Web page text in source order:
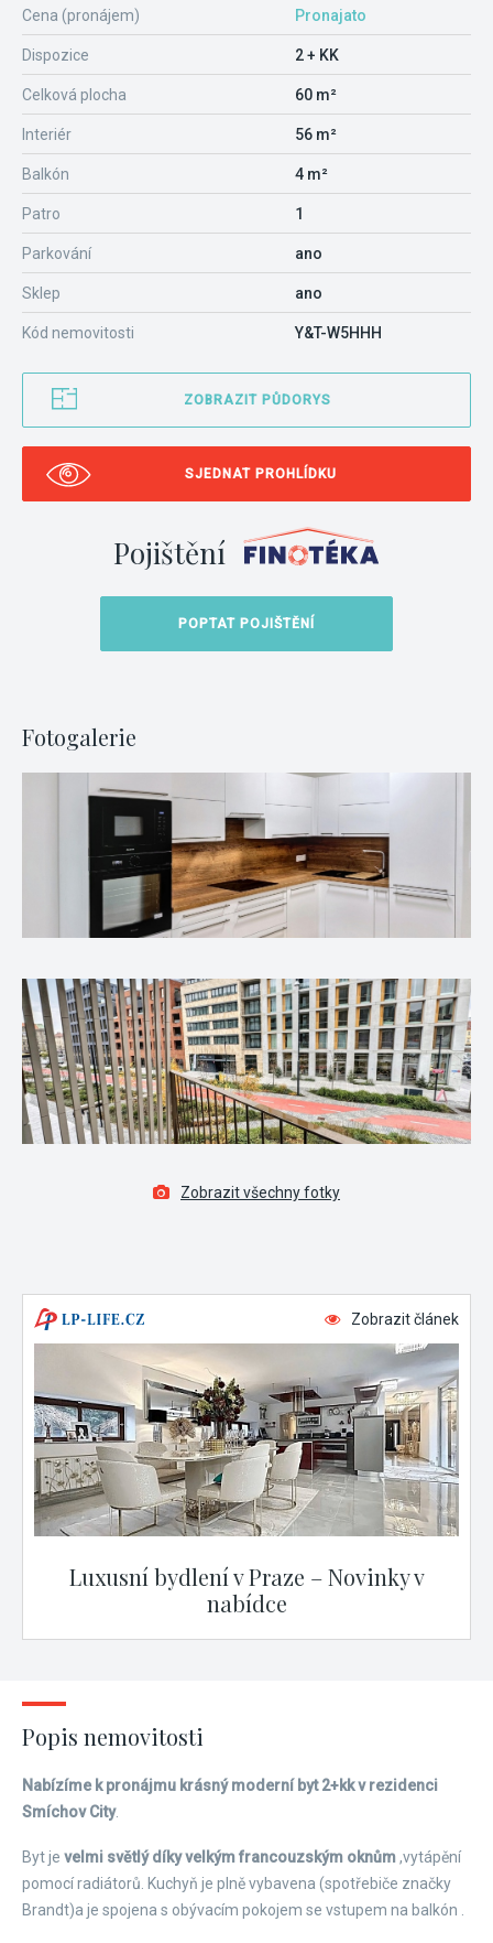
Cena (pronájem) Pronajato
Dispozice 2 + KK
Celková plocha 60 m²
Interiér 56 m²
Balkón 4 m²
Patro 1
Parkování ano
Sklep ano
Kód nemovitosti Y&T-W5HHH
ZOBRAZIT PŮDORYS
SJEDNAT PROHLÍDKU
Pojištění
POPTAT POJIŠTĚNÍ
Fotogalerie
Zobrazit všechny fotky
Zobrazit článek
Luxusní bydlení v Praze – Novinky v
nabídce
Popis nemovitosti
Nabízíme k pronájmu krásnýmoderní byt 2+kk v rezidenci
Smíchov City.
Byt je velmi světlýdíky velkým francouzským oknům,vytápění
pomocí radiátorů. Kuchyň je plně vybavena (spotřebiče značky
Brandt)a je spojena s obývacím pokojem se vstupem na balkón .